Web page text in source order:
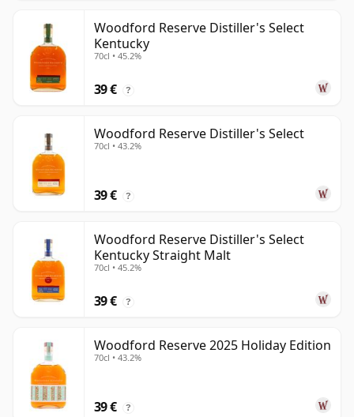
Woodford Reserve Distiller's Select
Kentucky
70cl • 45.2%
39 € ?
Woodford Reserve Distiller's Select
70cl • 43.2%
39 € ?
Woodford Reserve Distiller's Select
Kentucky Straight Malt
70cl • 45.2%
39 € ?
Woodford Reserve 2025 Holiday Edition
70cl • 43.2%
39 € ?